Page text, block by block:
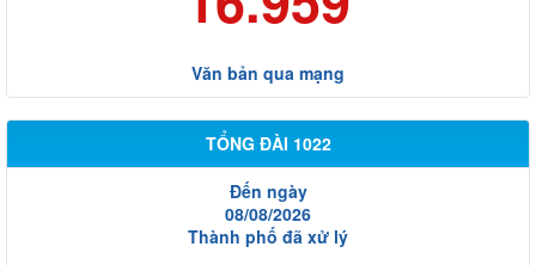
Văn bản qua mạng
TỔNG ĐÀI 1022
Đến ngày
08/08/2026
Thành phố đã xử lý